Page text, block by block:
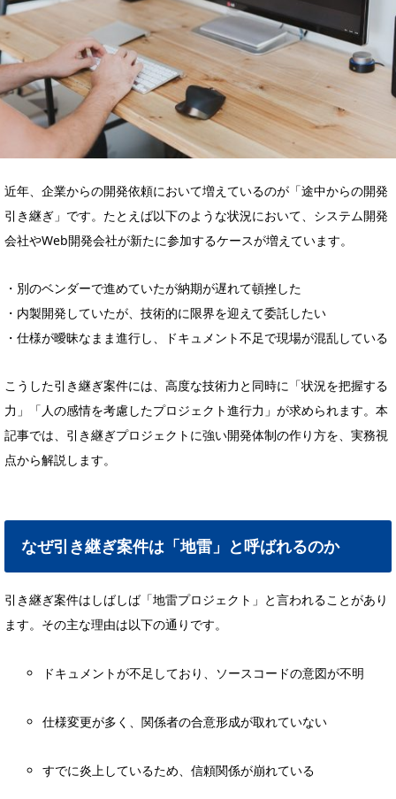
近年、企業からの開発依頼において増えているのが「途中からの開発
引き継ぎ」です。たとえば以下のような状況において、システム開発
会社やWeb開発会社が新たに参加するケースが増えています。
・別のベンダーで進めていたが納期が遅れて頓挫した
・内製開発していたが、技術的に限界を迎えて委託したい
・仕様が曖昧なまま進行し、ドキュメント不足で現場が混乱している
こうした引き継ぎ案件には、高度な技術力と同時に「状況を把握する
力」「人の感情を考慮したプロジェクト進行力」が求められます。本
記事では、引き継ぎプロジェクトに強い開発体制の作り方を、実務視
点から解説します。
なぜ引き継ぎ案件は「地雷」と呼ばれるのか
引き継ぎ案件はしばしば「地雷プロジェクト」と言われることがあり
ます。その主な理由は以下の通りです。
ドキュメントが不足しており、ソースコードの意図が不明
仕様変更が多く、関係者の合意形成が取れていない
すでに炎上しているため、信頼関係が崩れている